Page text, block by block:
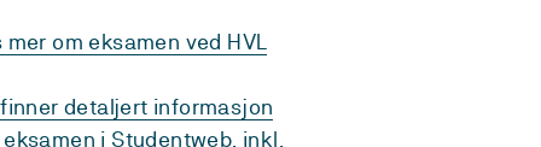
mer om eksamen ved HVL
detaljert informasjon
i Studentweb, inkl.